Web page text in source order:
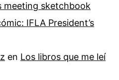
meeting sketchbook
IFLA President’s
en Los libros que me leí